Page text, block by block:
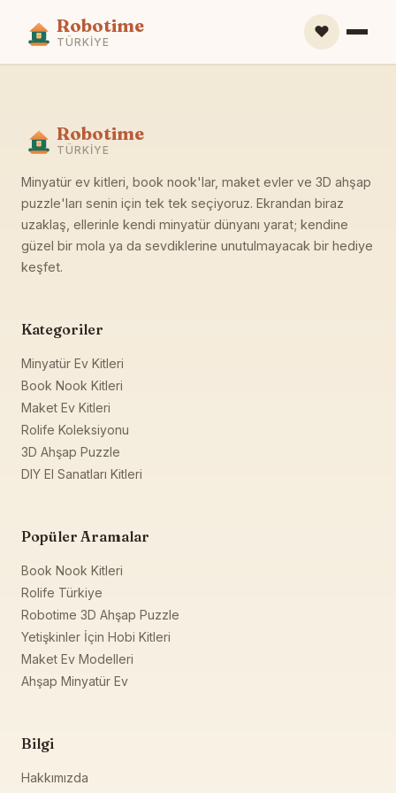
Robotime
TÜRKIYE
❤️
Robotime
TÜRKIYE
Minyatür ev kitleri, book nook'lar, maket evler ve 3D ahşap
puzzle'ları senin için tek tek seçiyoruz. Ekrandan biraz
uzaklaş, ellerinle kendi minyatür dünyanı yarat; kendine
güzel bir mola ya da sevdiklerine unutulmayacak bir hediye
keşfet.
Kategoriler
Minyatür Ev Kitleri
Book Nook Kitleri
Maket Ev Kitleri
Rolife Koleksiyonu
3D Ahşap Puzzle
DIY El Sanatları Kitleri
Popüler Aramalar
Book Nook Kitleri
Rolife Türkiye
Robotime 3D Ahşap Puzzle
Yetişkinler İçin Hobi Kitleri
Maket Ev Modelleri
Ahşap Minyatür Ev
Bilgi
Hakkımızda